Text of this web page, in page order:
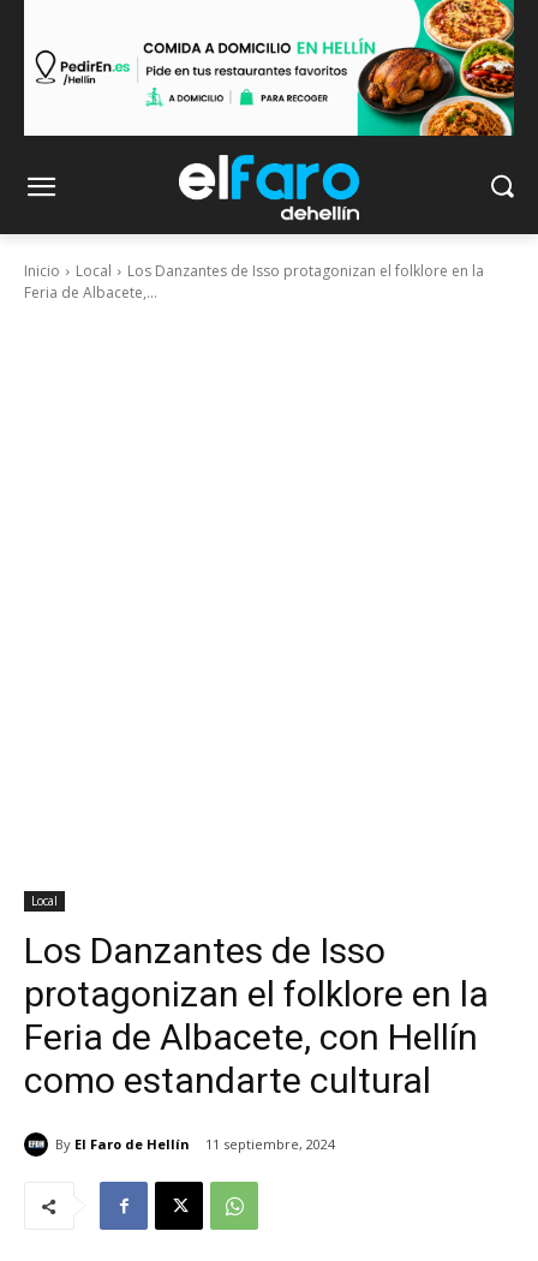
Inicio Local
Los Danzantes de Isso protagonizan el folklore en la
Feria de Albacete,...
Local
Los Danzantes de Isso
protagonizan el folklore en la
Feria de Albacete, con Hellín
como estandarte cultural
By El Faro de Hellín 11 septiembre, 2024